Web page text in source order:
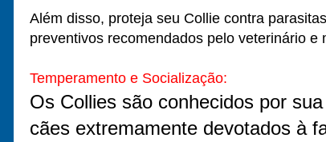
Além disso, proteja seu Collie contra
preventivos recomendados pelo veterinário
Temperamento e Socialização:
Os Collies são conhecidos por
cães extremamente devotados à